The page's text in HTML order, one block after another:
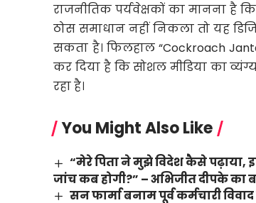
राजनीतिक पर्यवेक्षकों का मानना है कि
ठोस समाधान नहीं निकला तो यह
सकता है। फिलहाल “Cockroach
कर दिया है कि सोशल मीडिया का
रहा है।
You Might Also Like
“मेरे पिता ने मुझे विदेश कैसे पढ़ाया,
जांच कब होगी?” – अभिजीत दीपके का
सन फार्मा बनाम पूर्व कर्मचारी